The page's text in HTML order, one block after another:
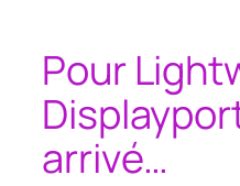
Pour
arrivé…